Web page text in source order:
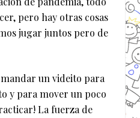
pero hay otras cosas
jugar juntos pero de
un videito para
y para mover un poco
La fuerza de